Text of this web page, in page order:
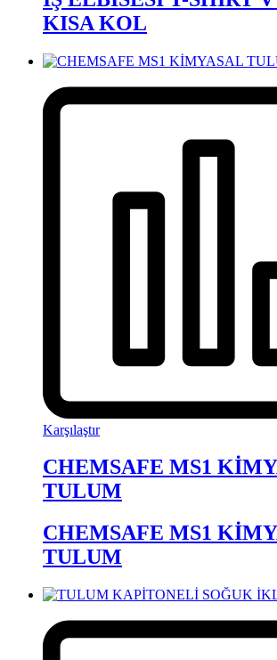
KISA KOL
Karşılaştır
CHEMSAFE MS1
TULUM
CHEMSAFE MS1
TULUM